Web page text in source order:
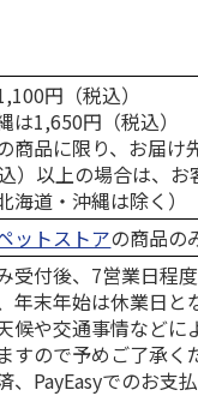
円（税込）
1,650円（税込）
商品に限り、お届け
）以上の場合は、
海道・沖縄は除く）
ットストアの商品の
受付後、7営業日程度
末年始は休業日と
候や交通事情などに
すので予めご了承く
PayEasyでのお支